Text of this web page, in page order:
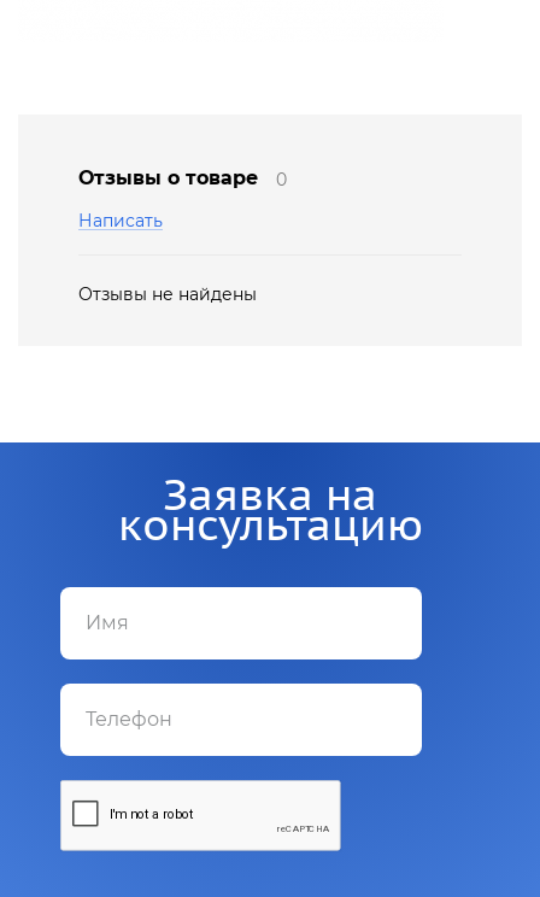
Отзывы о товаре
0
Написать
Отзывы не найдены
Заявка на
консультацию